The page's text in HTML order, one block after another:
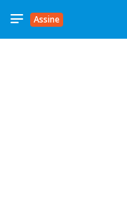
Assine